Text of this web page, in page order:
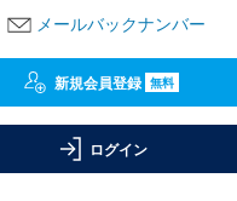
メールバックナンバー
新規会員登録 無料
ログイン